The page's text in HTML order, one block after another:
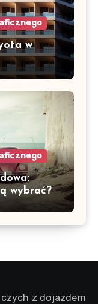
w
wybrać?
z dojazdem